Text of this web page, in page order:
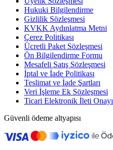
Hukuki Bilgilendirme
Gizlilik Sözleşmesi
KVKK Aydınlatma Metni
Çerez Politikası
Ücretli Paket Sözleşmesi
Ön Bilgilendirme Formu
Mesafeli Satış Sözleşmesi
İptal ve İade Politikası
Teslimat ve İade Şartları
Veri İşleme Ek Sözleşmesi
Ticari Elektronik İleti Onayı
Güvenli ödeme altyapısı